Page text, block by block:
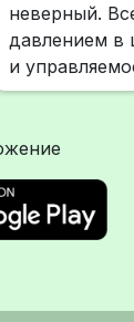
неверный.
давлением в
и